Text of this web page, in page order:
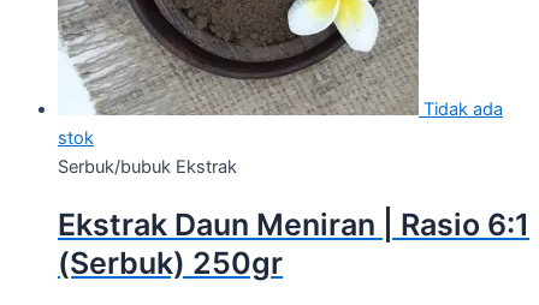
Tidak ada
stok
Serbuk/bubuk Ekstrak
Ekstrak Daun Meniran | Rasio 6:1
(Serbuk) 250gr